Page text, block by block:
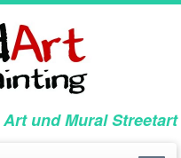
und Mural Streetart